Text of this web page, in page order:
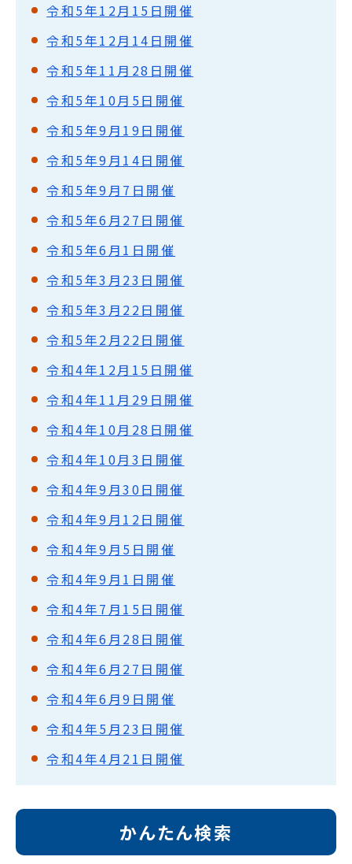
令和5年12月15日開催
令和5年12月14日開催
令和5年11月28日開催
令和5年10月5日開催
令和5年9月19日開催
令和5年9月14日開催
令和5年9月7日開催
令和5年6月27日開催
令和5年6月1日開催
令和5年3月23日開催
令和5年3月22日開催
令和5年2月22日開催
令和4年12月15日開催
令和4年11月29日開催
令和4年10月28日開催
令和4年10月3日開催
令和4年9月30日開催
令和4年9月12日開催
令和4年9月5日開催
令和4年9月1日開催
令和4年7月15日開催
令和4年6月28日開催
令和4年6月27日開催
令和4年6月9日開催
令和4年5月23日開催
令和4年4月21日開催
かんたん検索